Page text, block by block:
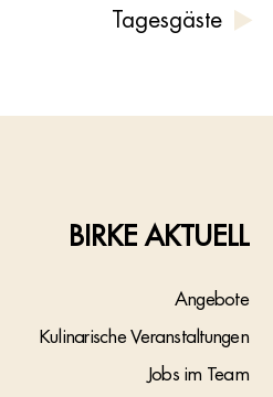
Tagesgäste
BIRKE AKTUELL
Angebote
Kulinarische Veranstaltungen
Jobs im Team